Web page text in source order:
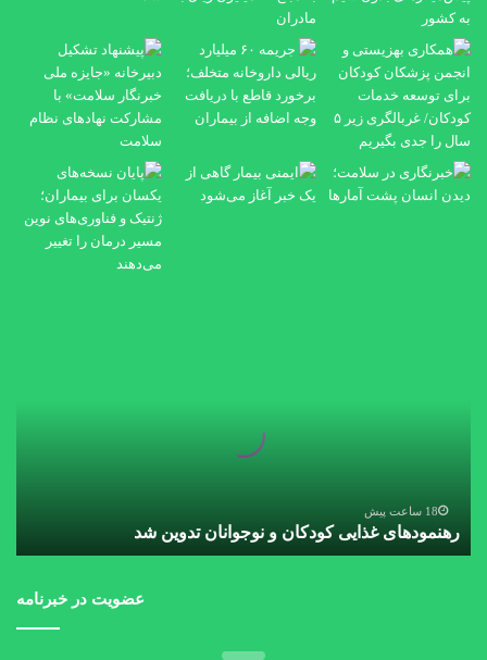
18 ساعت پیش
رهنمودهای غذایی کودکان و نوجوانان تدوین شد
عضویت در خبرنامه